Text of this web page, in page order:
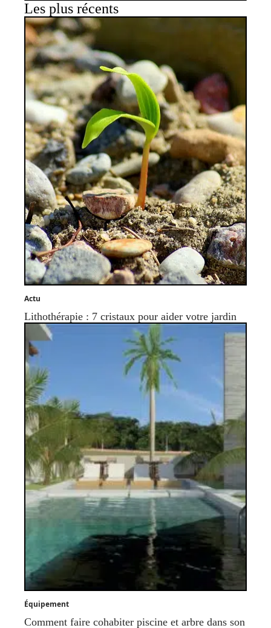
Les plus récents
Actu
Lithothérapie : 7 cristaux pour aider votre jardin
Équipement
Comment faire cohabiter piscine et arbre dans son